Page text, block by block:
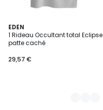
EDEN
1 Rideau Occultant total Eclipse
patte caché
29,57 €
8
Couleurs